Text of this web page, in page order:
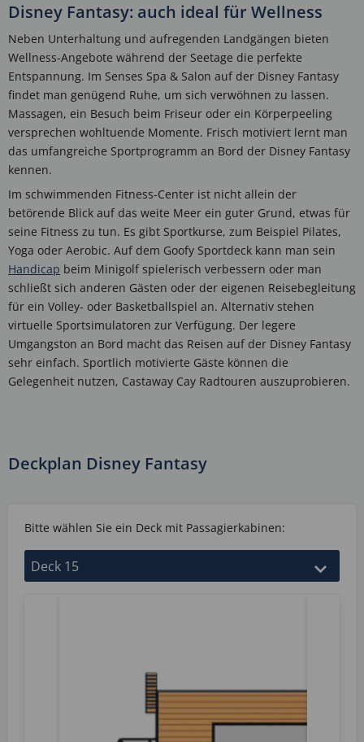
Disney Fantasy: auch ideal für Wellness
Neben Unterhaltung und aufregenden Landgängen bieten
Wellness-Angebote während der Seetage die perfekte
Entspannung. Im Senses Spa & Salon auf der Disney Fantasy
findet man genügend Ruhe, um sich verwöhnen zu lassen.
Massagen, ein Besuch beim Friseur oder ein Körperpeeling
versprechen wohltuende Momente. Frisch motiviert lernt man
das umfangreiche Sportprogramm an Bord der Disney Fantasy
kennen.
Im schwimmenden Fitness-Center ist nicht allein der
betörende Blick auf das weite Meer ein guter Grund, etwas für
seine Fitness zu tun. Es gibt Sportkurse, zum Beispiel Pilates,
Yoga oder Aerobic. Auf dem Goofy Sportdeck kann man sein
Handicap beim Minigolf spielerisch verbessern oder man
schließt sich anderen Gästen oder der eigenen Reisebegleitung
für ein Volley- oder Basketballspiel an. Alternativ stehen
virtuelle Sportsimulatoren zur Verfügung. Der legere
Umgangston an Bord macht das Reisen auf der Disney Fantasy
sehr einfach. Sportlich motivierte Gäste können die
Gelegenheit nutzen, Castaway Cay Radtouren auszuprobieren.
Deckplan Disney Fantasy
Bitte wählen Sie ein Deck mit Passagierkabinen: